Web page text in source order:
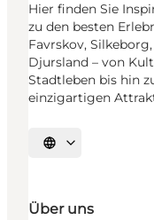
Hier finden Sie
zu den besten
Favrskov,
Djursland – von
Stadtleben bis hin
einzigartigen
Sprache auswählen
Über uns